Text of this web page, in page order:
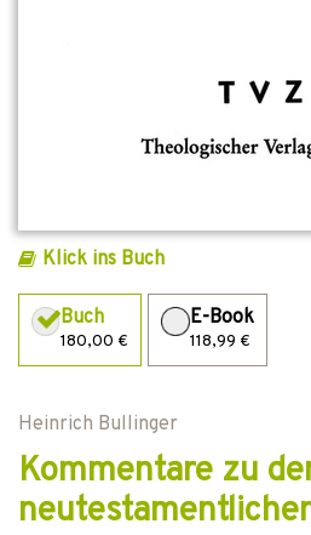
Klick ins Buch
Buch
180,00 €
E-Book
118,99 €
Heinrich Bullinger
Kommentare zu